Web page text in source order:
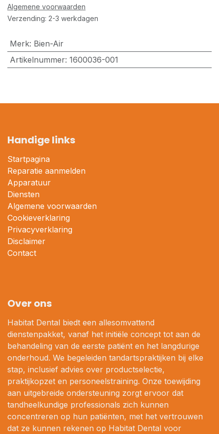
Algemene voorwaarden
Verzending: 2-3 werkdagen
Merk: Bien-Air
Artikelnummer: 1600036-001
Handige links
Startpagina
Reparatie aanmelden
Apparatuur
Diensten
Algemene voorwaarden
Cookieverklaring
Privacyverklaring
Disclaimer
Contact
Over ons
Habitat Dental biedt een allesomvattend
dienstenpakket, vanaf het initiële concept tot aan de
behandeling van de eerste patiënt en het langdurige
onderhoud. We begeleiden tandartspraktijken bij elke
stap, inclusief advies over productselectie,
praktijkopzet en personeelstraining. Onze toewijding
aan uitgebreide ondersteuning zorgt ervoor dat
tandheelkundige professionals zich kunnen
concentreren op hun patiënten, met het vertrouwen
dat ze kunnen rekenen op Habitat Dental voor